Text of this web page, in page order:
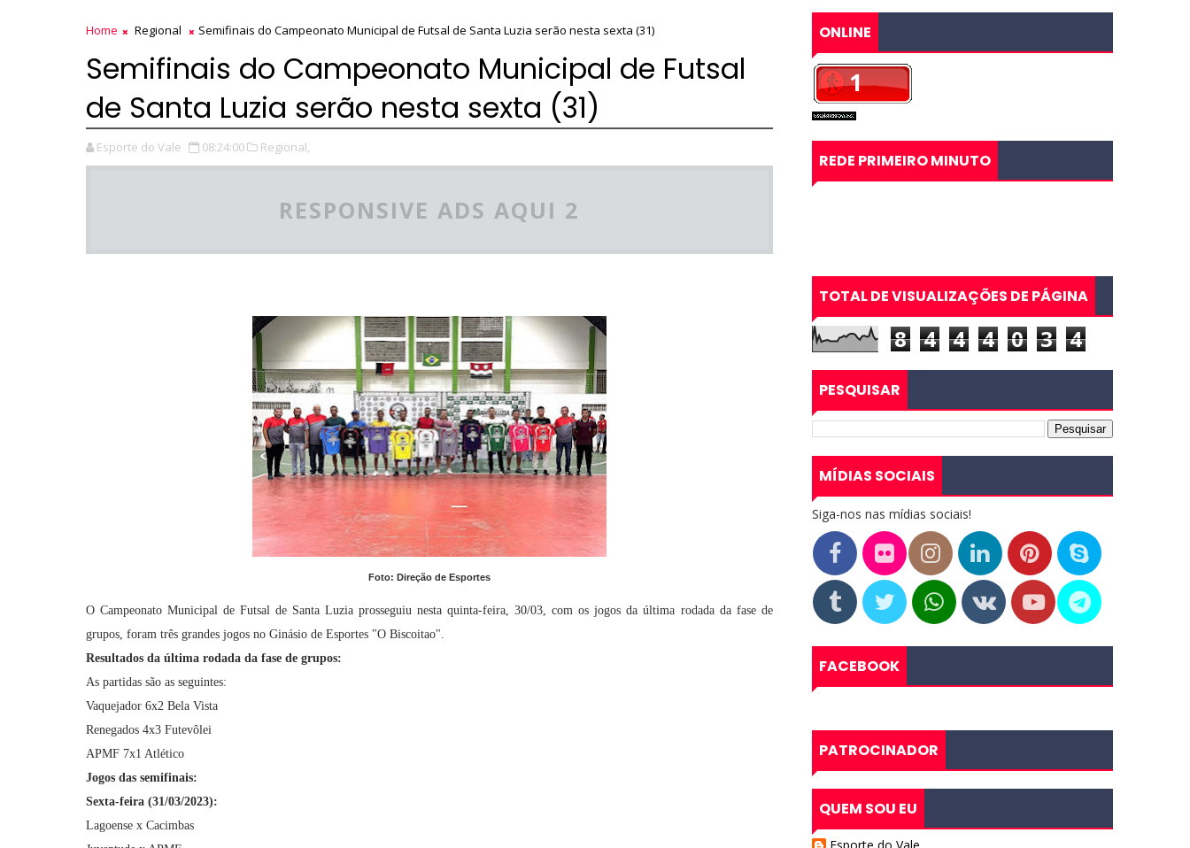
Home Regional Semifinais do Campeonato Municipal de Futsal de Santa Luzia serão nesta sexta (31)
Semifinais do Campeonato Municipal de Futsal
de Santa Luzia serão nesta sexta (31)
Esporte do Vale 08:24:00 Regional,
RESPONSIVE ADS AQUI 2
Foto: Direção de Esportes
O Campeonato Municipal de Futsal de Santa Luzia prosseguiu nesta quinta-feira, 30/03, com os jogos da última rodada da fase de
grupos, foram três grandes jogos no Ginásio de Esportes "O Biscoitao".
Resultados da última rodada da fase de grupos:
As partidas são as seguintes:
Vaquejador 6x2 Bela Vista
Renegados 4x3 Futevôlei
APMF 7x1 Atlético
Jogos das semifinais:
Sexta-feira (31/03/2023):
Lagoense x Cacimbas
ONLINE
REDE PRIMEIRO MINUTO
TOTAL DE VISUALIZAÇÕES DE PÁGINA
8 4 4 4 0 3 4
PESQUISAR
MÍDIAS SOCIAIS
Siga-nos nas mídias sociais!
FACEBOOK
PATROCINADOR
QUEM SOU EU